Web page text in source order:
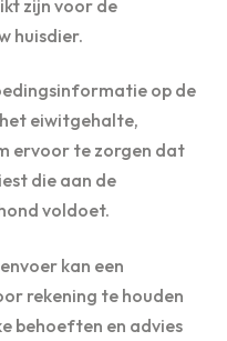
zijn voor de
huisdier.
op de
eiwitgehalte,
ervoor te zorgen dat
die aan de
voldoet.
kan een
rekening te houden
behoeften en advies